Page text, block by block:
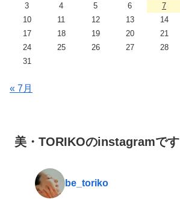
3
4 5 6 7
10
11 12 13 14
17
18 19 20 21
24
25 26 27 28
31
« 7月
美・TORIKOのinstagramです
be_toriko